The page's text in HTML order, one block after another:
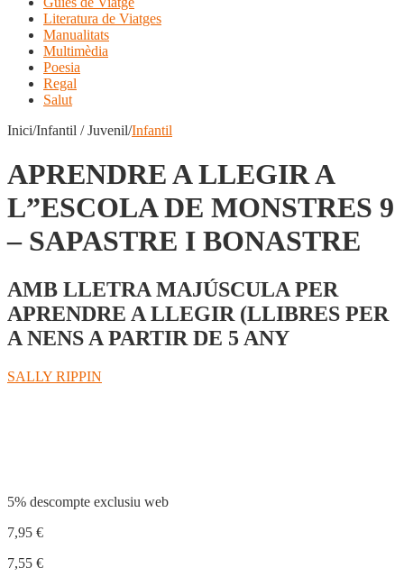
Literatura de Viatges
Manualitats
Multimèdia
Poesia
Regal
Salut
Inici/Infantil / Juvenil/Infantil
APRENDRE A LLEGIR A
L”ESCOLA DE MONSTRES 9
– SAPASTRE I BONASTRE
AMB LLETRA MAJÚSCULA PER
APRENDRE A LLEGIR (LLIBRES PER
A NENS A PARTIR DE 5 ANY
SALLY RIPPIN
5% descompte exclusiu web
7,95 €
7,55 €